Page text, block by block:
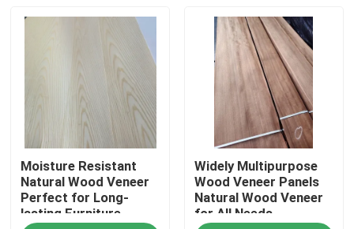
Moisture Resistant
Natural Wood Veneer
Perfect for Long-
lasting Furniture
Widely Multipurpose
Wood Veneer Panels
Natural Wood Veneer
for All Needs